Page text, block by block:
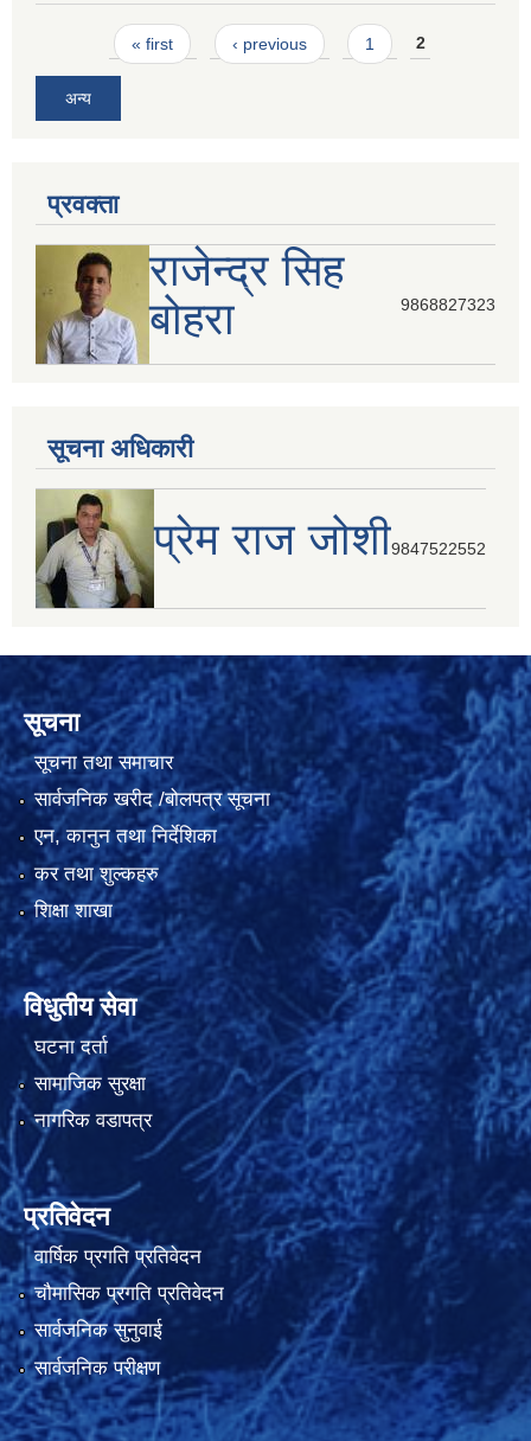
Pages« first ‹ previous 1 2
अन्य
प्रवक्ता
राजेन्द्र सिह
बोहरा
9868827323
सूचना अधिकारी
प्रेम राज जोशी9847522552
सूचना
सूचना तथा समाचार
सार्वजनिक खरीद /बोलपत्र सूचना
एन, कानुन तथा निर्देशिका
कर तथा शुल्कहरु
शिक्षा शाखा
विधुतीय सेवा
घटना दर्ता
सामाजिक सुरक्षा
नागरिक वडापत्र
प्रतिवेदन
वार्षिक प्रगति प्रतिवेदन
चौमासिक प्रगति प्रतिवेदन
सार्वजनिक सुनुवाई
सार्वजनिक परीक्षण